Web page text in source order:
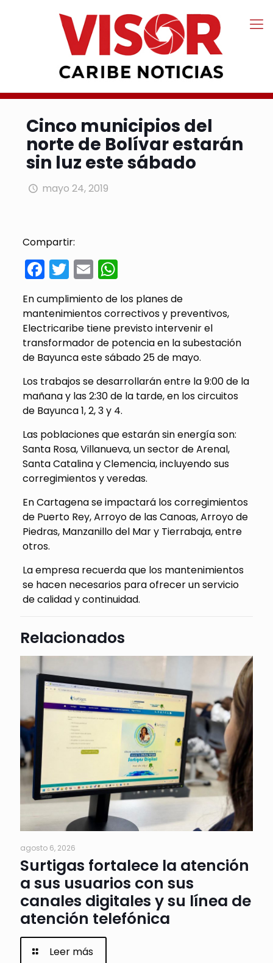
Cinco municipios del
norte de Bolívar estarán
sin luz este sábado
mayo 24, 2019
Compartir:
Facebook
Twitter
EmailWhatsApp
En cumplimiento de los planes de
mantenimientos correctivos y preventivos,
Electricaribe tiene previsto intervenir el
transformador de potencia en la subestación
de Bayunca este sábado 25 de mayo.
Los trabajos se desarrollarán entre la 9:00 de la
mañana y las 2:30 de la tarde, en los circuitos
de Bayunca 1, 2, 3 y 4.
Las poblaciones que estarán sin energía son:
Santa Rosa, Villanueva, un sector de Arenal,
Santa Catalina y Clemencia, incluyendo sus
corregimientos y veredas.
En Cartagena se impactará los corregimientos
de Puerto Rey, Arroyo de las Canoas, Arroyo de
Piedras, Manzanillo del Mar y Tierrabaja, entre
otros.
La empresa recuerda que los mantenimientos
se hacen necesarios para ofrecer un servicio
de calidad y continuidad.
Relacionados
agosto 6, 2026
Surtigas fortalece la atención
a sus usuarios con sus
canales digitales y su línea de
atención telefónica
Leer más